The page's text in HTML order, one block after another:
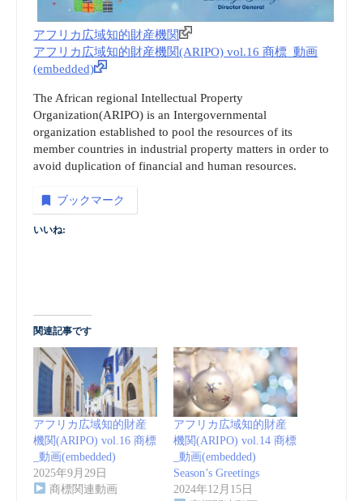
アフリカ広域知的財産機関
アフリカ広域知的財産機関(ARIPO) vol.16 商標_動画
(embedded)
The African regional Intellectual Property
Organization(ARIPO) is an Intergovernmental
organization established to pool the resources of its
member countries in industrial property matters in order to
avoid duplication of financial and human resources.
ブックマーク
いいね:
関連記事です
アフリカ広域知的財産
機関(ARIPO) vol.16 商標
_動画(embedded)
2025年9月29日
商標関連動画
アフリカ広域知的財産
機関(ARIPO) vol.14 商標
_動画(embedded)
Season’s Greetings
2024年12月15日